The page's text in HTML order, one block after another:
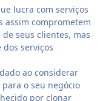
lucra com serviços
assim comprometem
seus clientes, mas
serviços
ao considerar
o seu negócio
por clonar